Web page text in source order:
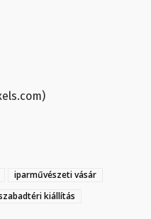
iparművészeti vásár
kiállítás